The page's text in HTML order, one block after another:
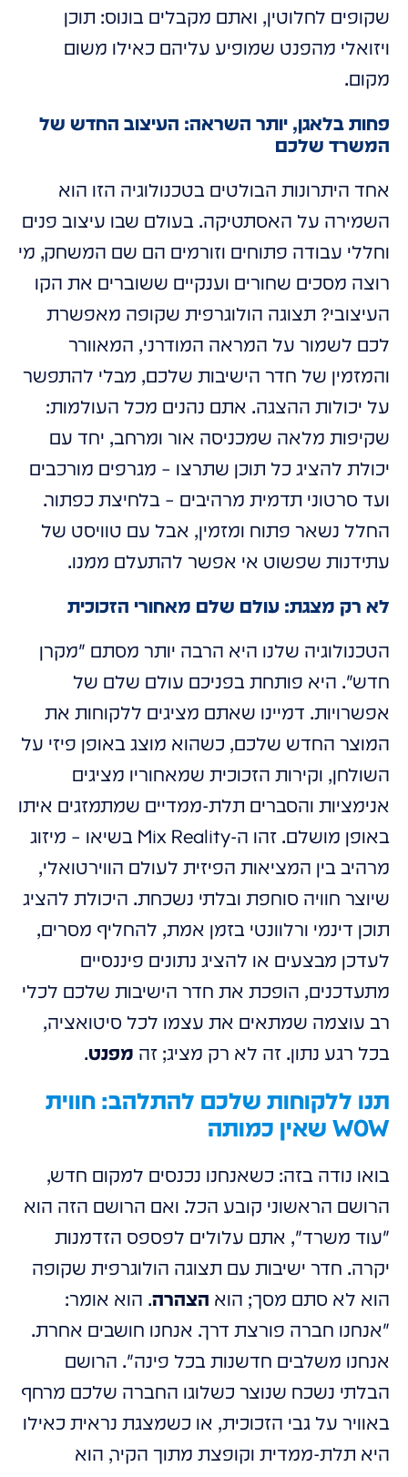
שקופים לחלוטין, ואתם מקבלים בונוס: תוכן
ויזואלי מהפנט שמופיע עליהם כאילו משום
מקום.
פחות בלאגן, יותר השראה: העיצוב החדש של
המשרד שלכם
אחד היתרונות הבולטים בטכנולוגיה הזו הוא
השמירה על האסתטיקה. בעולם שבו עיצוב פנים
וחללי עבודה פתוחים וזורמים הם שם המשחק, מי
רוצה מסכים שחורים וענקיים ששוברים את הקו
העיצובי? תצוגה הולוגרפית שקופה מאפשרת
לכם לשמור על המראה המודרני, המאוורר
והמזמין של חדר הישיבות שלכם, מבלי להתפשר
על יכולות ההצגה. אתם נהנים מכל העולמות:
שקיפות מלאה שמכניסה אור ומרחב, יחד עם
יכולת להציג כל תוכן שתרצו – מגרפים מורכבים
ועד סרטוני תדמית מרהיבים – בלחיצת כפתור.
החלל נשאר פתוח ומזמין, אבל עם טוויסט של
עתידנות שפשוט אי אפשר להתעלם ממנו.
לא רק מצגת: עולם שלם מאחורי הזכוכית
הטכנולוגיה שלנו היא הרבה יותר מסתם "מקרן
חדש". היא פותחת בפניכם עולם שלם של
אפשרויות. דמיינו שאתם מציגים ללקוחות את
המוצר החדש שלכם, כשהוא מוצג באופן פיזי על
השולחן, וקירות הזכוכית שמאחוריו מציגים
אנימציות והסברים תלת-ממדיים שמתמזגים איתו
באופן מושלם. זהו ה-Mix Reality בשיאו – מיזוג
מרהיב בין המציאות הפיזית לעולם הווירטואלי,
שיוצר חוויה סוחפת ובלתי נשכחת. היכולת להציג
תוכן דינמי ורלוונטי בזמן אמת, להחליף מסרים,
לעדכן מבצעים או להציג נתונים פיננסיים
מתעדכנים, הופכת את חדר הישיבות שלכם לכלי
רב עוצמה שמתאים את עצמו לכל סיטואציה,
בכל רגע נתון. זה לא רק מציג; זה מפנט.
תנו ללקוחות שלכם להתלהב: חווית
WOW שאין כמותה
בואו נודה בזה: כשאנחנו נכנסים למקום חדש,
הרושם הראשוני קובע הכל. ואם הרושם הזה הוא
"עוד משרד", אתם עלולים לפספס הזדמנות
יקרה. חדר ישיבות עם תצוגה הולוגרפית שקופה
הוא לא סתם מסך; הוא הצהרה. הוא אומר:
"אנחנו חברה פורצת דרך. אנחנו חושבים אחרת.
אנחנו משלבים חדשנות בכל פינה". הרושם
הבלתי נשכח שנוצר כשלוגו החברה שלכם מרחף
באוויר על גבי הזכוכית, או כשמצגת נראית כאילו
היא תלת-ממדית וקופצת מתוך הקיר, הוא